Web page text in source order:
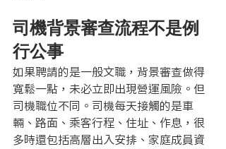
司機背景審查流程不是例
行公事
如果聘請的是一般文職，背景審查做得
寬鬆一點，未必立即出現營運風險。但
司機職位不同。司機每天接觸的是車
輛、路面、乘客行程、住址、作息，很
多時還包括高層出入安排、家庭成員資